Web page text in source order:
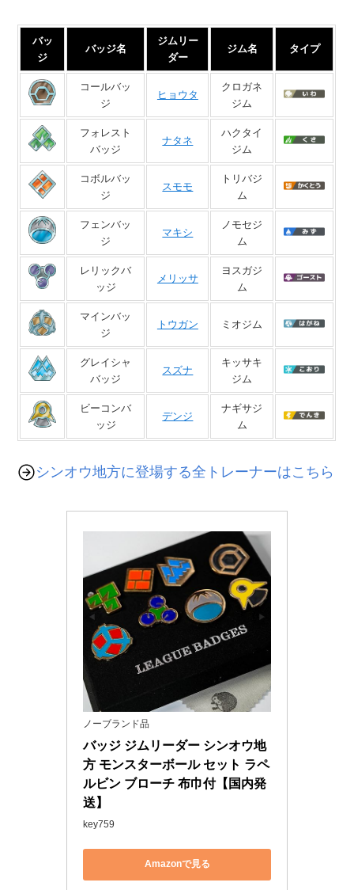
バッ
ジ
バッジ名
ジムリー
ダー
ジム名 タイプ
コールバッ
ジ
ヒョウタ
クロガネ
ジム
フォレスト
バッジ
ナタネ
ハクタイ
ジム
コボルバッ
ジ
スモモ
トリバジ
ム
フェンバッ
ジ
マキシ
ノモセジ
ム
レリックバ
ッジ
メリッサ
ヨスガジ
ム
マインバッ
ジ
トウガン ミオジム
グレイシャ
バッジ
スズナ
キッサキ
ジム
ビーコンバ
ッジ
デンジ
ナギサジ
ム
シンオウ地方に登場する全トレーナーはこちら
ノーブランド品
バッジ ジムリーダー シンオウ地
方 モンスターボール セット ラペ
ルビン ブローチ 布巾付【国内発
送】
key759
Amazonで見る